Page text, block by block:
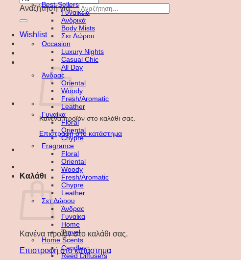
Αναζήτηση για:
Wishlist
Κανένα προϊόν στο καλάθι σας.
Επιστροφή στο κατάστημα
Καλάθι
Κανένα προϊόν στο καλάθι σας.
Επιστροφή στο κατάστημα
Best-Sellers
Γυναικεία
Ανδρικά
Body Mists
Σετ Δώρου
Occasion
Luxury Nights
Casual Chic
All Day
Άνδρας
Oriental
Woody
Fresh/Aromatic
Leather
Γυναίκα
Floral
Oriental
Chypre
Fragrance
Floral
Oriental
Woody
Fresh/Aromatic
Chypre
Leather
Σετ Δώρου
Άνδρας
Γυναίκα
Home
Travel
Home Scents
Candles
Reed Diffusers